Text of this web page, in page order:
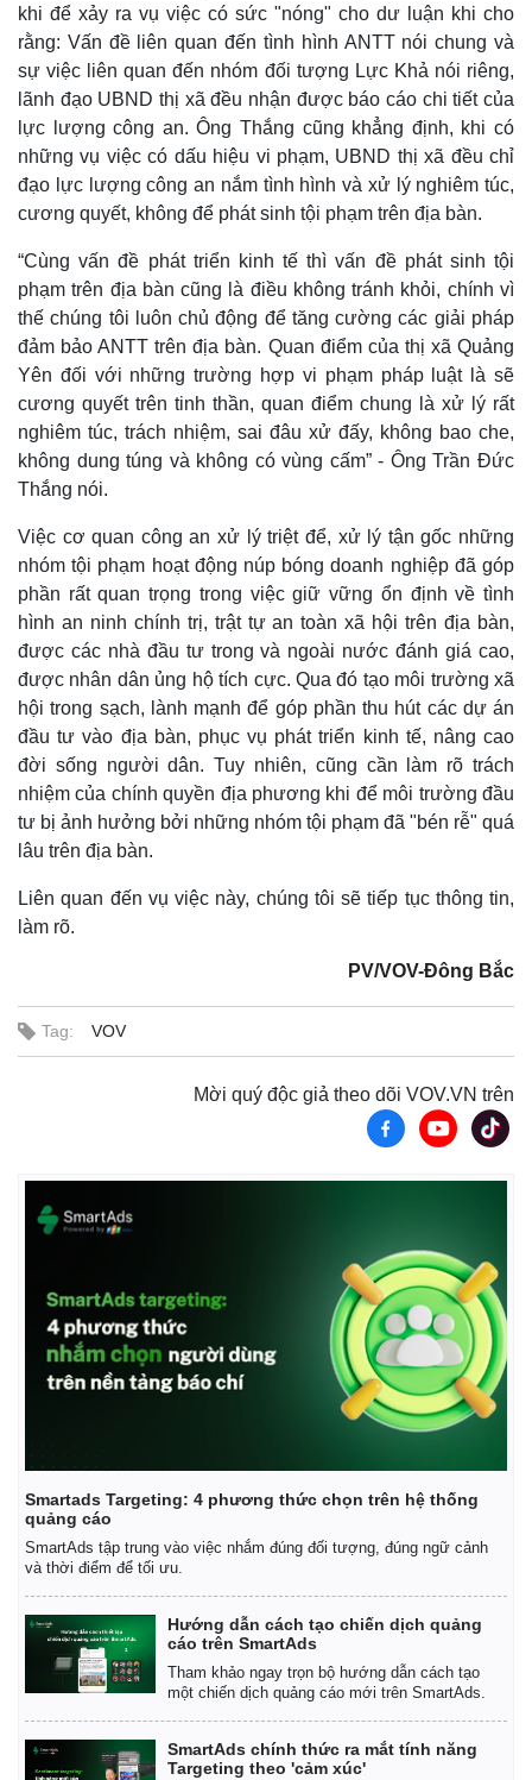
Lịch thi đấu bóng đá
Thế giới thể thao
eSports
Hậu trường
Ô tô - Xe máy
Xe máy
Tư vấn
khi để xảy ra vụ việc có sức "nóng" cho dư luận khi cho
rằng: Vấn đề liên quan đến tình hình ANTT nói chung và
sự việc liên quan đến nhóm đối tượng Lực Khả nói riêng,
lãnh đạo UBND thị xã đều nhận được báo cáo chi tiết của
lực lượng công an. Ông Thắng cũng khẳng định, khi có
những vụ việc có dấu hiệu vi phạm, UBND thị xã đều chỉ
đạo lực lượng công an nắm tình hình và xử lý nghiêm túc,
cương quyết, không để phát sinh tội phạm trên địa bàn.
“Cùng vấn đề phát triển kinh tế thì vấn đề phát sinh tội
phạm trên địa bàn cũng là điều không tránh khỏi, chính vì
thế chúng tôi luôn chủ động để tăng cường các giải pháp
đảm bảo ANTT trên địa bàn. Quan điểm của thị xã Quảng
Yên đối với những trường hợp vi phạm pháp luật là sẽ
cương quyết trên tinh thần, quan điểm chung là xử lý rất
nghiêm túc, trách nhiệm, sai đâu xử đấy, không bao che,
không dung túng và không có vùng cấm” - Ông Trần Đức
Thắng nói.
Việc cơ quan công an xử lý triệt để, xử lý tận gốc những
nhóm tội phạm hoạt động núp bóng doanh nghiệp đã góp
phần rất quan trọng trong việc giữ vững ổn định về tình
hình an ninh chính trị, trật tự an toàn xã hội trên địa bàn,
được các nhà đầu tư trong và ngoài nước đánh giá cao,
được nhân dân ủng hộ tích cực. Qua đó tạo môi trường xã
hội trong sạch, lành mạnh để góp phần thu hút các dự án
đầu tư vào địa bàn, phục vụ phát triển kinh tế, nâng cao
đời sống người dân. Tuy nhiên, cũng cần làm rõ trách
nhiệm của chính quyền địa phương khi để môi trường đầu
tư bị ảnh hưởng bởi những nhóm tội phạm đã "bén rễ" quá
lâu trên địa bàn.
Liên quan đến vụ việc này, chúng tôi sẽ tiếp tục thông tin,
làm rõ.
PV/VOV-Đông Bắc
Tag: VOV
Mời quý độc giả theo dõi VOV.VN trên
Smartads Targeting: 4 phương thức chọn trên hệ thống
quảng cáo
SmartAds tập trung vào việc nhắm đúng đối tượng, đúng ngữ cảnh
và thời điểm để tối ưu.
Hướng dẫn cách tạo chiến dịch quảng
cáo trên SmartAds
Tham khảo ngay trọn bộ hướng dẫn cách tạo
một chiến dịch quảng cáo mới trên SmartAds.
SmartAds chính thức ra mắt tính năng
Targeting theo 'cảm xúc'